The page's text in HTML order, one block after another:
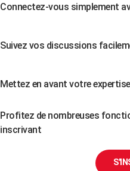
Connectez-vous simplement
Suivez vos discussions
Mettez en avant votre
Profitez de nombreuses
inscrivant